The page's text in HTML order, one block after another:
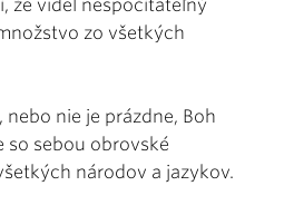
že videl nespočítateľný
zo všetkých
nebo nie je prázdne, Boh
so sebou obrovské
národov a jazykov.